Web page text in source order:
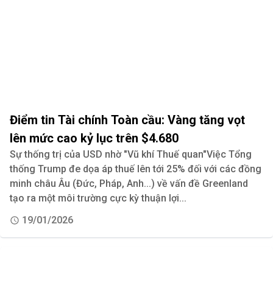
Điểm tin Tài chính Toàn cầu: Vàng tăng vọt
lên mức cao kỷ lục trên $4.680
Sự thống trị của USD nhờ "Vũ khí Thuế quan"Việc Tổng
thống Trump đe dọa áp thuế lên tới 25% đối với các đồng
minh châu Âu (Đức, Pháp, Anh...) về vấn đề Greenland
tạo ra một môi trường cực kỳ thuận lợi...
19/01/2026